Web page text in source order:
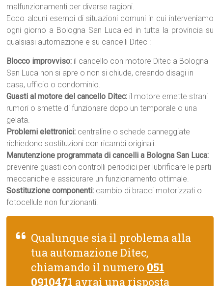
malfunzionamenti per diverse ragioni.
Ecco alcuni esempi di situazioni comuni in cui interveniamo
ogni giorno a Bologna San Luca ed in tutta la provincia su
qualsiasi automazione e su cancelli Ditec :
Blocco improvviso: il cancello con motore Ditec a Bologna
San Luca non si apre o non si chiude, creando disagi in
casa, ufficio o condominio.
Guasti al motore del cancello Ditec: il motore emette strani
rumori o smette di funzionare dopo un temporale o una
gelata.
Problemi elettronici: centraline o schede danneggiate
richiedono sostituzioni con ricambi originali.
Manutenzione programmata di cancelli a Bologna San Luca:
prevenire guasti con controlli periodici per lubrificare le parti
meccaniche e assicurare un funzionamento ottimale.
Sostituzione componenti: cambio di bracci motorizzati o
fotocellule non funzionanti.
Qualunque sia il problema alla
tua automazione Ditec,
chiamando il numero 051
0910471 avrai una risposta